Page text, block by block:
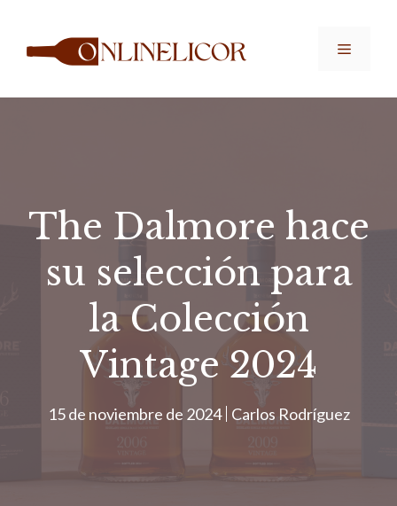
contenido
Menú
The Dalmore hace
su selección para
la Colección
Vintage 2024
15 de noviembre de 2024 Carlos Rodríguez